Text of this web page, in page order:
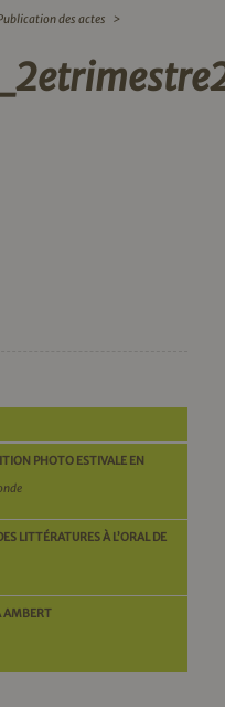
des actes
>
PHOTO ESTIVALE EN
LITTÉRATURES À L’ORAL DE
AMBERT